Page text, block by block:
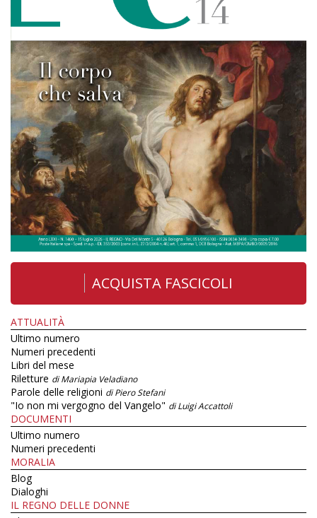
ACQUISTA FASCICOLI
ATTUALITÀ
Ultimo numero
Numeri precedenti
Libri del mese
Riletture di Mariapia Veladiano
Parole delle religioni di Piero Stefani
"Io non mi vergogno del Vangelo" di Luigi Accattoli
DOCUMENTI
Ultimo numero
Numeri precedenti
MORALIA
Blog
Dialoghi
IL REGNO DELLE DONNE